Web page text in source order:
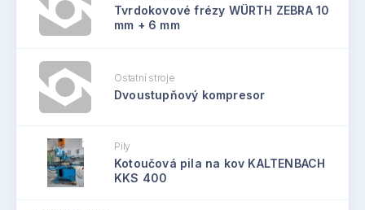
Tvrdokovové frézy WÜRTH ZEBRA 10
mm + 6 mm
Ostatní stroje
Dvoustupňový kompresor
Pily
Kotoučová pila na kov KALTENBACH
KKS 400